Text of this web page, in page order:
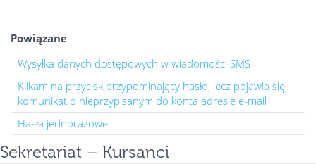
Powiązane
Wysyłka danych dostępowych w wiadomości SMS
Klikam na przycisk przypominający hasło, lecz pojawia się
komunikat o nieprzypisanym do konta adresie e-mail
Hasła jednorazowe
Sekretariat – Kursanci